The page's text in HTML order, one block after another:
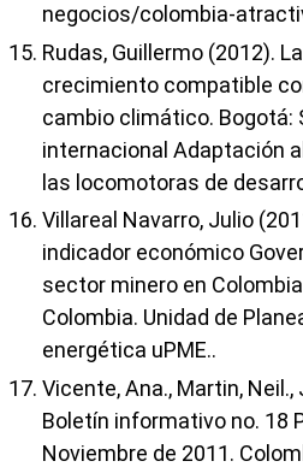
negocios/colombia-
Rudas, Guillermo (2012).
crecimiento compatible
cambio climático. Bogotá:
internacional Adaptación
las locomotoras de
Villareal Navarro, Julio
indicador económico
sector minero en
Colombia. Unidad de
energética uPME..
Vicente, Ana., Martin,
Boletín informativo no. 18
Noviembre de 2011.